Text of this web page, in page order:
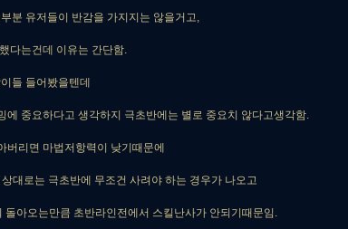
분 유저들이 반감을 가지지는 않을거고,
다는건데 이유는 간단함.
들 들어봤을텐데
에 중요하다고 생각하지 극초반에는 별로 중요치 않다고생각함.
리면 마법저항력이 낮기때문에
대로는 극초반에 무조건 사려야 하는 경우가 나오고
아오는만큼 초반라인전에서 스킬난사가 안되기때문임.